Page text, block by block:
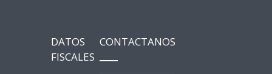
DATOS
FISCALES
CONTACTANOS